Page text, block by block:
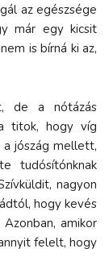
az egészsége
már egy kicsit
is bírná ki az,
de a nótázás
titok, hogy víg
jószág mellett,
tudósítónknak
nagyon
hogy kevés
amikor
felelt, hogy